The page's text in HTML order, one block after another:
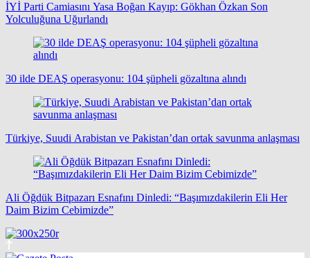
İYİ Parti Camiasını Yasa Boğan Kayıp: Gökhan Özkan Son
Yolculuğuna Uğurlandı
30 ilde DEAŞ operasyonu: 104 şüpheli gözaltına alındı
Türkiye, Suudi Arabistan ve Pakistan’dan ortak savunma anlaşması
Ali Öğdük Bitpazarı Esnafını Dinledi: “Başımızdakilerin Eli Her
Daim Bizim Cebimizde”